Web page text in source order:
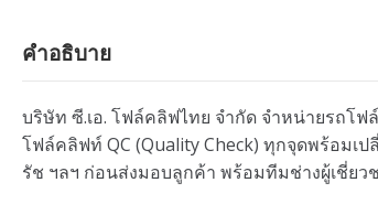
คำอธิบาย
บริษัท ซี.เอ. โฟล์คลิฟไทย จำกัด จำหน่ายรถโ
โฟล์คลิฟท์ QC (Quality Check) ทุกจุดพร้อมเ
รัช ฯลฯ ก่อนส่งมอบลูกค้า พร้อมทีมช่างผู้เชี่ย